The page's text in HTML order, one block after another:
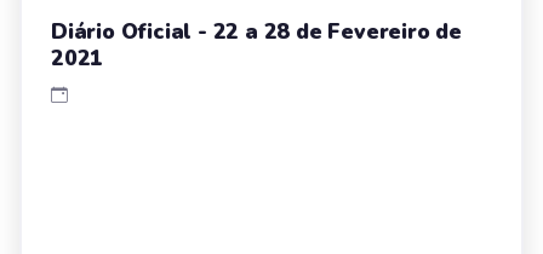
Diário Oficial - 22 a 28 de Fevereiro de
2021